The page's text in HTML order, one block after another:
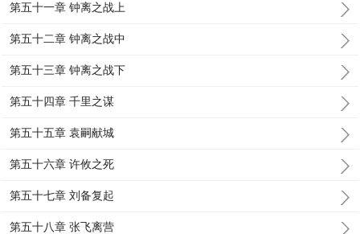
第五十一章 钟离之战上
第五十二章 钟离之战中
第五十三章 钟离之战下
第五十四章 千里之谋
第五十五章 袁嗣献城
第五十六章 许攸之死
第五十七章 刘备复起
第五十八章 张飞离营